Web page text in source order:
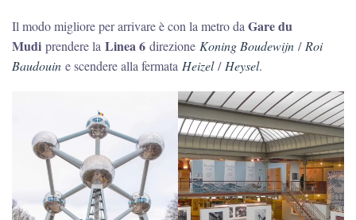
Il modo migliore per arrivare è con la metro daGare du
Mudi prendere la Linea 6 direzione Koning Boudewijn /Roi
Baudouin e scendere alla fermata Heizel/Heysel.